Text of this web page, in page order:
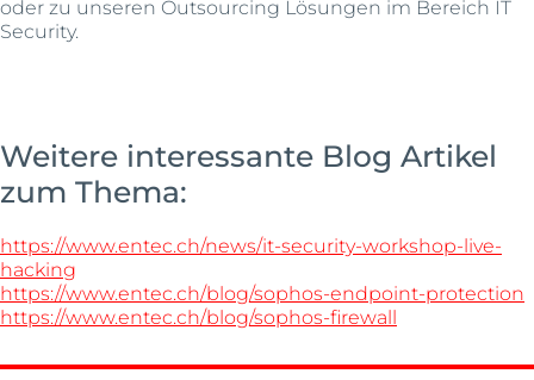
oder zu unseren Outsourcing Lösungen im Bereich IT
Security.
Weitere interessante Blog Artikel
zum Thema:
https://www.entec.ch/news/it-security-workshop-live-
hacking
https://www.entec.ch/blog/sophos-endpoint-protection
https://www.entec.ch/blog/sophos-firewall